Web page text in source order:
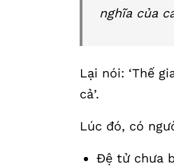
nghĩa của
Lại nói: ‘Thế
cả’.
Lúc đó, có
Đệ tử chưa